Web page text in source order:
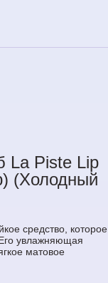
La Piste Lip
(Холодный
средство, которое
увлажняющая
матовое